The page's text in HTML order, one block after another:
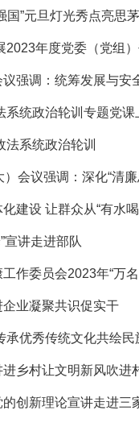
国”元旦灯光秀点亮思
2023年度党委（党组
强调：统筹发展与
系统政治轮训专题党
法系统政治轮训
会议强调：深化“清
建设 让群众从“有水喝
宣讲走进部队
作委员会2023年“万
企业凝聚共识促实干
承优秀传统文化共绘
乡村让文明新风吹进
创新理论宣讲走进三